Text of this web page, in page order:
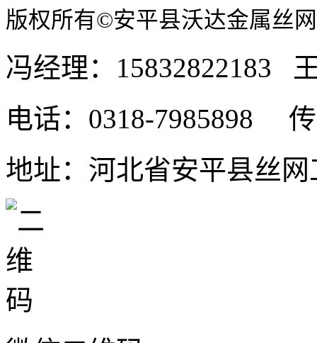
版权所有©安平县沃达金属丝
冯经理：15832822183
电话：0318-7985898 传
地址：河北省安平县丝